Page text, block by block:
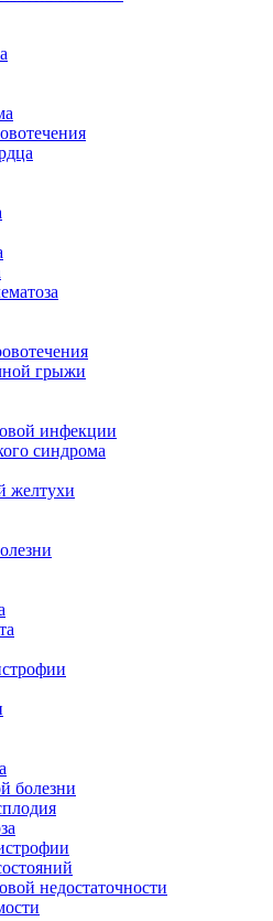
грыжи
инфекции
синдрома
желтухи
болезни
недостаточности